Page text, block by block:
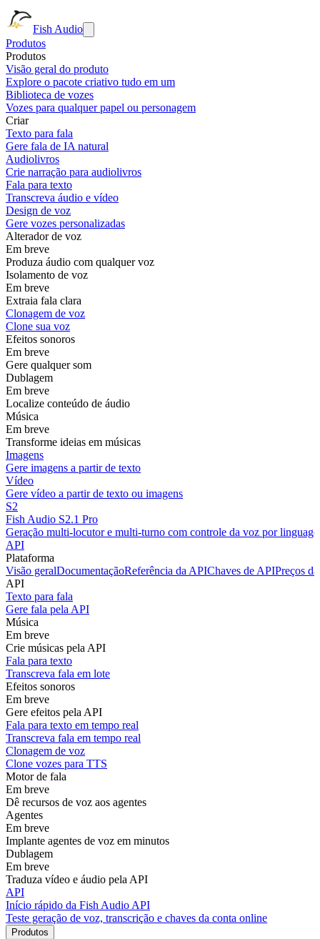
Fish Audio
Produtos
Produtos
Visão geral do produto
Explore o pacote criativo tudo em um
Biblioteca de vozes
Vozes para qualquer papel ou personagem
Criar
Texto para fala
Gere fala de IA natural
Audiolivros
Crie narração para audiolivros
Fala para texto
Transcreva áudio e vídeo
Design de voz
Gere vozes personalizadas
Alterador de voz
Em breve
Produza áudio com qualquer voz
Isolamento de voz
Em breve
Extraia fala clara
Clonagem de voz
Clone sua voz
Efeitos sonoros
Em breve
Gere qualquer som
Dublagem
Em breve
Localize conteúdo de áudio
Música
Em breve
Transforme ideias em músicas
Imagens
Gere imagens a partir de texto
Vídeo
Gere vídeo a partir de texto ou imagens
S2
Fish Audio S2.1 Pro
Geração multi-locutor e multi-turno com controle da voz por
API
Plataforma
Visão geralDocumentaçãoReferência da APIChaves de APIPreços
API
Texto para fala
Gere fala pela API
Música
Em breve
Crie músicas pela API
Fala para texto
Transcreva fala em lote
Efeitos sonoros
Em breve
Gere efeitos pela API
Fala para texto em tempo real
Transcreva fala em tempo real
Clonagem de voz
Clone vozes para TTS
Motor de fala
Em breve
Dê recursos de voz aos agentes
Agentes
Em breve
Implante agentes de voz em minutos
Dublagem
Em breve
Traduza vídeo e áudio pela API
API
Início rápido da Fish Audio API
Teste geração de voz, transcrição e chaves da conta online
Produtos